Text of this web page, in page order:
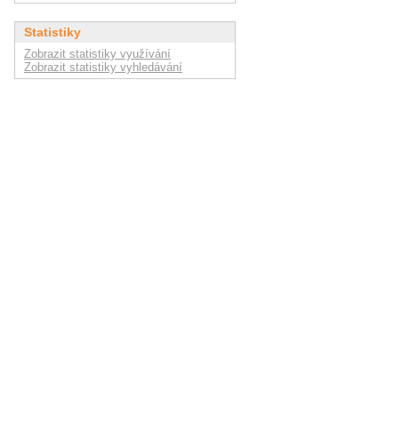
Statistiky
Zobrazit statistiky využívání
Zobrazit statistiky vyhledávání